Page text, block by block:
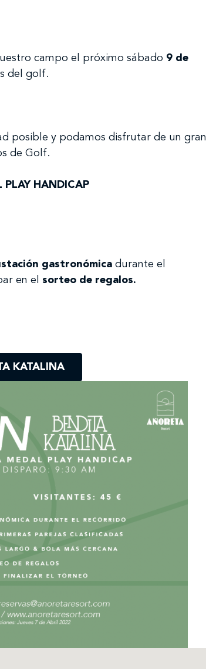
campo el próximo sábado 9 de
del golf.
posible y podamos disfrutar de un gran
de Golf.
PLAY HANDICAP
gastronómica durante el
en el sorteo de regalos.
KATALINA